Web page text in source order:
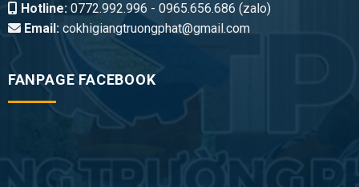
Hotline:0772.992.996 - 0965.656.686 (zalo)
Email:cokhigiangtruongphat@gmail.com
FANPAGE FACEBOOK